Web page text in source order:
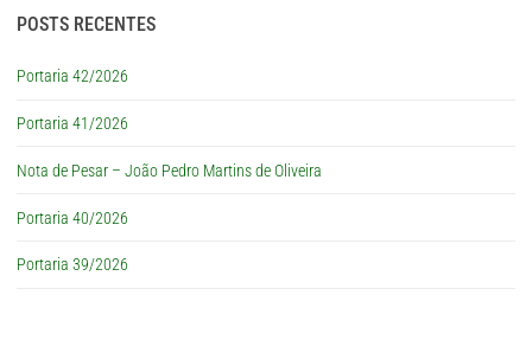
POSTS RECENTES
Portaria 42/2026
Portaria 41/2026
Nota de Pesar – João Pedro Martins de Oliveira
Portaria 40/2026
Portaria 39/2026